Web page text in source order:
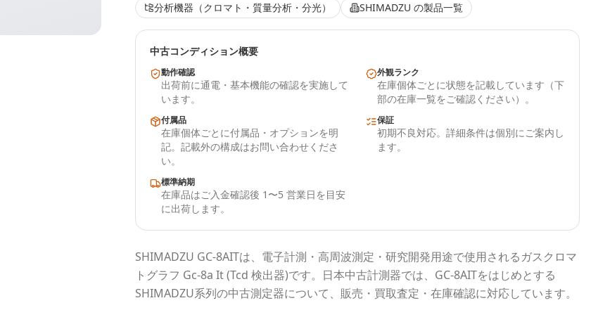
分析機器（クロマト・質量分析・分光） SHIMADZU の製品一覧
中古コンディション概要
動作確認
出荷前に通電・基本機能の確認を実施して
います。
外観ランク
在庫個体ごとに状態を記載しています（下
部の在庫一覧をご確認ください）。
付属品
在庫個体ごとに付属品・オプションを明
記。記載外の構成はお問い合わせくださ
い。
保証
初期不良対応。詳細条件は個別にご案内し
ます。
標準納期
在庫品はご入金確認後 1〜5 営業日を目安
に出荷します。
SHIMADZU GC-8AITは、電子計測・高周波測定・研究開発用途で使用されるガスクロマ
トグラフ Gc-8a It (Tcd 検出器)です。 日本中古計測器では、 GC-8AITをはじめとする
SHIMADZU系列の中古測定器について、販売・買取査定・在庫確認に対応しています。